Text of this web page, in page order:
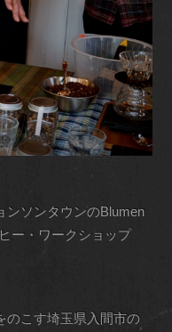
ンソンタウンのBlumen
ー・ワークショップ
のこす埼玉県入間市の